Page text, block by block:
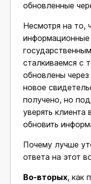
обновленные
Несмотря на то,
информационные
сталкиваемся с
обновлены
новое
получено, но
уверять
обновить
Почему лучше
ответа на этот
Во-вторых, как